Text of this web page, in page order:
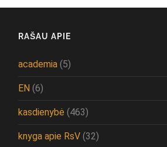
RAŠAU APIE
academia (5)
EN (6)
kasdienybė (463)
knyga apie RsV (32)